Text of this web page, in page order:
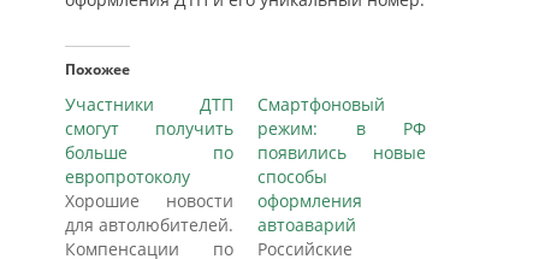
Похожее
Участники ДТП
смогут получить
больше по
европротоколу
Хорошие новости
для автолюбителей.
Компенсации по
Смартфоновый
режим: в РФ
появились новые
способы
оформления
автоаварий
Российские